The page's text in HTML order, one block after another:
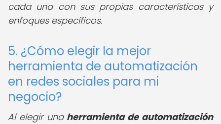
cada una con sus propias características y
enfoques específicos.
5. ¿Cómo elegir la mejor
herramienta de automatización
en redes sociales para mi
negocio?
Al elegir una herramienta de automatización